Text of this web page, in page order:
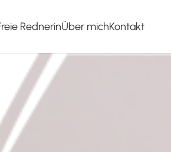
RednerinÜber michKontakt